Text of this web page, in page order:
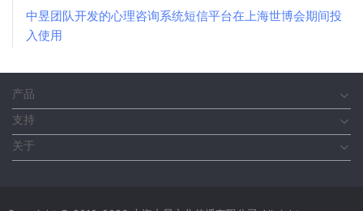
中昱团队开发的心理咨询系统短信平台在上海世博会期间投
入使用
产品
支持
关于